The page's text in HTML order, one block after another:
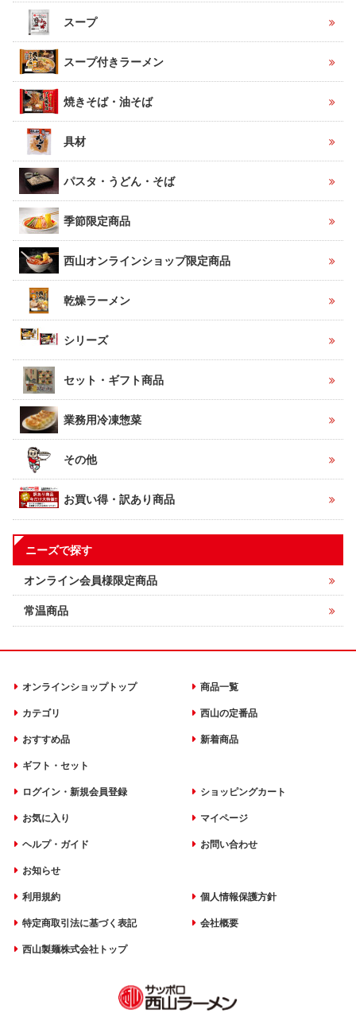
スープ
スープ付きラーメン
焼きそば・油そば
具材
パスタ・うどん・そば
季節限定商品
西山オンラインショップ限定商品
乾燥ラーメン
シリーズ
セット・ギフト商品
業務用冷凍惣菜
その他
お買い得・訳あり商品
ニーズで探す
オンライン会員様限定商品
常温商品
オンラインショップトップ
商品一覧
カテゴリ
西山の定番品
おすすめ品
新着商品
ギフト・セット
ログイン・新規会員登録
ショッピングカート
お気に入り
マイページ
ヘルプ・ガイド
お問い合わせ
お知らせ
利用規約
個人情報保護方針
特定商取引法に基づく表記
会社概要
西山製麺株式会社トップ